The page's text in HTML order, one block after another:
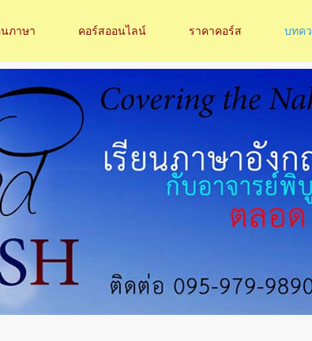
LOG INORSIGN UP
Username
Password
นภาษา คอร์สออนไลน์ ราคาคอร์ส บทค